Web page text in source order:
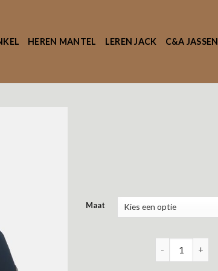
HEREN MANTEL LEREN JACK C&A JASSEN
Maat